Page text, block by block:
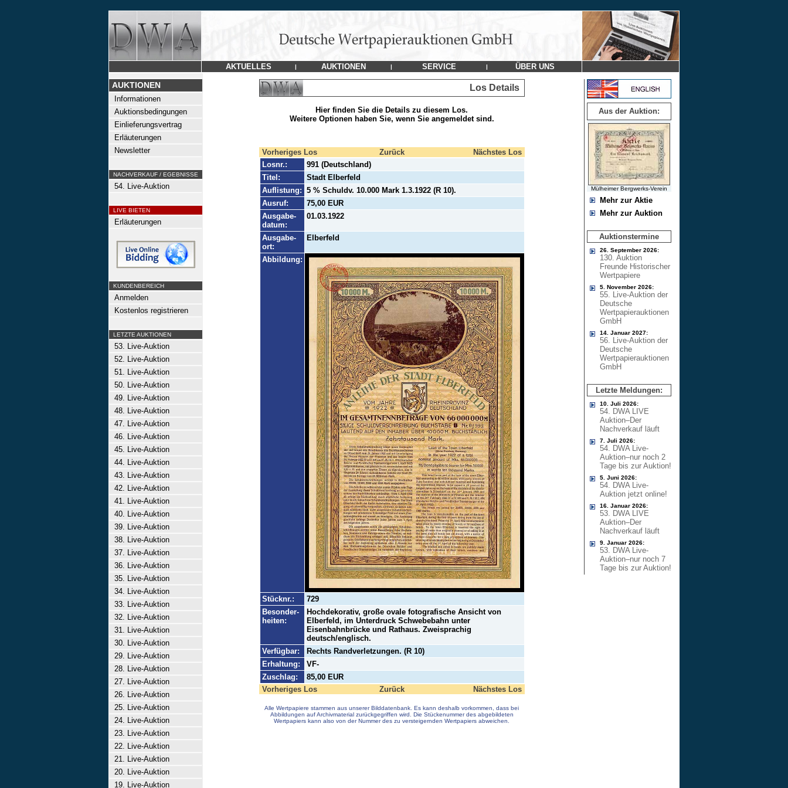
AKTUELLES | AUKTIONEN | SERVICE | ÜBER UNS
AUKTIONEN
Informationen
Auktionsbedingungen
Einlieferungsvertrag
Erläuterungen
Newsletter
NACHVERKAUF / EGEBNISSE
54. Live-Auktion
LIVE BIETEN
Erläuterungen
KUNDENBEREICH
Anmelden
Kostenlos registrieren
LETZTE AUKTIONEN
53. Live-Auktion
52. Live-Auktion
51. Live-Auktion
50. Live-Auktion
49. Live-Auktion
48. Live-Auktion
47. Live-Auktion
46. Live-Auktion
45. Live-Auktion
44. Live-Auktion
43. Live-Auktion
42. Live-Auktion
41. Live-Auktion
40. Live-Auktion
39. Live-Auktion
38. Live-Auktion
37. Live-Auktion
36. Live-Auktion
35. Live-Auktion
34. Live-Auktion
33. Live-Auktion
32. Live-Auktion
31. Live-Auktion
30. Live-Auktion
29. Live-Auktion
28. Live-Auktion
27. Live-Auktion
26. Live-Auktion
25. Live-Auktion
24. Live-Auktion
23. Live-Auktion
22. Live-Auktion
21. Live-Auktion
20. Live-Auktion
19. Live-Auktion
Los Details
Hier finden Sie die Details zu diesem Los.
Weitere Optionen haben Sie, wenn Sie angemeldet sind.
Vorheriges Los Zurück
Nächstes Los
Losnr.:
991 (Deutschland)
Titel:
Stadt Elberfeld
Auflistung: 5 % Schuldv. 10.000 Mark 1.3.1922 (R 10).
Ausruf:
75,00 EUR
Ausgabe-
datum:
01.03.1922
Ausgabe-
ort:
Elberfeld
Abbildung:
Stücknr.:
729
Besonder-
heiten:
Hochdekorativ, große ovale fotografische Ansicht von
Elberfeld, im Unterdruck Schwebebahn unter
Eisenbahnbrücke und Rathaus. Zweisprachig
deutsch/englisch.
Verfügbar:
Rechts Randverletzungen. (R 10)
Erhaltung:
VF-
Zuschlag:
85,00 EUR
Vorheriges Los
Zurück Nächstes Los
Alle Wertpapiere stammen aus unserer Bilddatenbank. Es kann deshalb vorkommen, dass bei
Abbildungen auf Archivmaterial zurückgegriffen wird. Die Stückenummer des abgebildeten
Wertpapiers kann also von der Nummer des zu versteigernden Wertpapiers abweichen.
Aus der Auktion:
Mülheimer Bergwerks-Verein
Mehr zur Aktie
Mehr zur Auktion
Auktionstermine
26. September 2026:
130. Auktion
Freunde Historischer
Wertpapiere
5. November 2026:
55. Live-Auktion der
Deutsche
Wertpapierauktionen
GmbH
14. Januar 2027:
56. Live-Auktion der
Deutsche
Wertpapierauktionen
GmbH
Letzte Meldungen:
10. Juli 2026:
54. DWA LIVE
Auktion–Der
Nachverkauf läuft
7. Juli 2026:
54. DWA Live-
Auktion–nur noch 2
Tage bis zur Auktion!
5. Juni 2026:
54. DWA Live-
Auktion jetzt online!
16. Januar 2026:
53. DWA LIVE
Auktion–Der
Nachverkauf läuft
9. Januar 2026:
53. DWA Live-
Auktion–nur noch 7
Tage bis zur Auktion!